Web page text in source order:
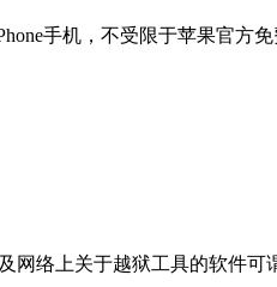
手机，不受限于苹果官方
网络上关于越狱工具的软件